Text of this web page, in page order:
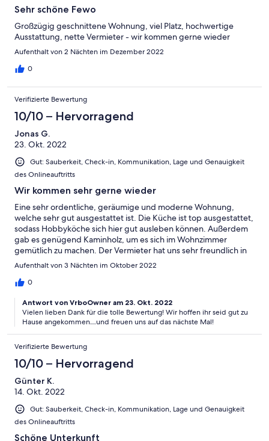
Sehr schöne Fewo
Großzügig geschnittene Wohnung, viel Platz, hochwertige
Ausstattung, nette Vermieter - wir kommen gerne wieder
Aufenthalt von 2 Nächten im Dezember 2022
0
Verifizierte Bewertung
10/10 – Hervorragend
Jonas G.
23. Okt. 2022
Gut: Sauberkeit, Check-in, Kommunikation, Lage und Genauigkeit
des Onlineauftritts
Wir kommen sehr gerne wieder
Eine sehr ordentliche, geräumige und moderne Wohnung,
welche sehr gut ausgestattet ist. Die Küche ist top ausgestattet,
sodass Hobbyköche sich hier gut ausleben können. Außerdem
gab es genügend Kaminholz, um es sich im Wohnzimmer
gemütlich zu machen. Der Vermieter hat uns sehr freundlich in
Empfang genommen, und hat uns viele gute Ausflugstipps
Aufenthalt sehr genossen, und freuen uns schon auf unseren
Aufenthalt von 3 Nächten im Oktober 2022
0
Antwort von VrboOwner am 23. Okt. 2022
Vielen lieben Dank für die tolle Bewertung! Wir hoffen ihr seid gut zu
Hause angekommen…und freuen uns auf das nächste Mal!
Verifizierte Bewertung
10/10 – Hervorragend
Günter K.
14. Okt. 2022
Gut: Sauberkeit, Check-in, Kommunikation, Lage und Genauigkeit
des Onlineauftritts
Schöne Unterkunft